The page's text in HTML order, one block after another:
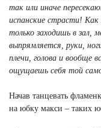
так или иначе
испанские страсти!
только заходишь в зал,
выпрямляется, руки,
плечи, голова и вообще
ощущаешь себя той
Начав танцевать
на юбку макси – таких